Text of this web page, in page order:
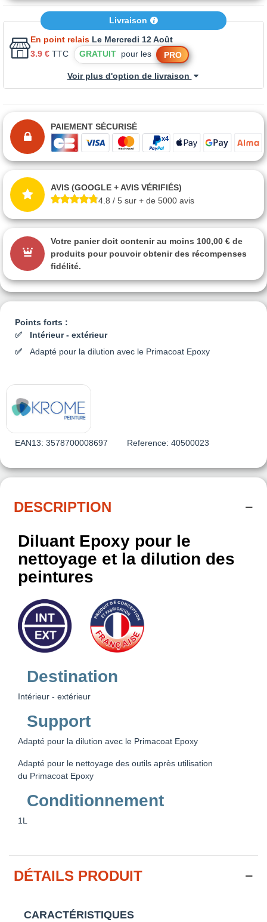
Points forts :
Intérieur - extérieur
Adapté pour la dilution avec le Primacoat Epoxy
EAN13: 3578700008697 Reference: 40500023
Livraison
En point relais Le Mercredi 12 Août
3.9 € TTC GRATUIT pour les PRO
Voir plus d'option de livraison
PAIEMENT SÉCURISÉ
AVIS (GOOGLE + AVIS VÉRIFIÉS)
4.8 / 5 sur + de 5000 avis
Votre panier doit contenir au moins 100,00 € de
produits pour pouvoir obtenir des récompenses
fidélité.
DESCRIPTION
Diluant Epoxy pour le
nettoyage et la dilution des
peintures
Destination
Intérieur - extérieur
Support
Adapté pour la dilution avec le Primacoat Epoxy
Adapté pour le nettoyage des outils après utilisation
du Primacoat Epoxy
Conditionnement
1L
DÉTAILS PRODUIT
CARACTÉRISTIQUES